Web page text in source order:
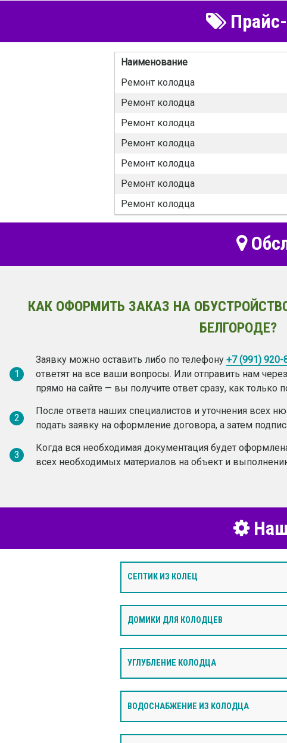
Наименование
Ремонт колодца
Ремонт колодца
Ремонт колодца
Ремонт колодца
Ремонт колодца
Ремонт колодца
Ремонт колодца
КАК ОФОРМИТЬ ЗАКАЗ НА
БЕЛГОРОДЕ?
1
Заявку можно оставить либо по телефону +7 (991) 920-
ответят на все ваши вопросы. Или отправить нам
прямо на сайте — вы получите ответ сразу, как
2
После ответа наших специалистов и уточнения всех
подать заявку на оформление договора, а затем
3
Когда вся необходимая документация будет
всех необходимых материалов на объект и
СЕПТИК ИЗ КОЛЕЦ
ДОМИКИ ДЛЯ КОЛОДЦЕВ
УГЛУБЛЕНИЕ КОЛОДЦА
ВОДОСНАБЖЕНИЕ ИЗ КОЛОДЦА